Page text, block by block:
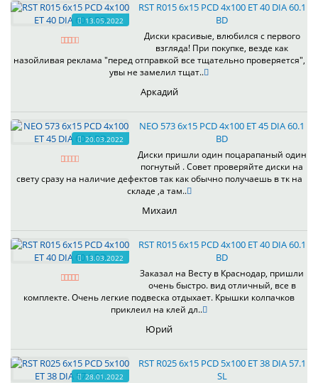
13.05.2022
RST R015 6x15 PCD 4x100 ET 40 DIA 60.1
BD
Диски красивые, влюбился с первого
взгляда! При покупке, везде как
назойливая реклама "перед отправкой все тщательно проверяется",
увы не замелил тщат..
Аркадий
20.03.2022
NEO 573 6x15 PCD 4x100 ET 45 DIA 60.1
BD
Диски пришли один поцарапаный один
погнутый . Совет проверяйте диски на
свету сразу на наличие дефектов так как обычно получаешь в тк на
складе ,а там..
Михаил
13.03.2022
RST R015 6x15 PCD 4x100 ET 40 DIA 60.1
BD
Заказал на Весту в Краснодар, пришли
очень быстро. вид отличный, все в
комплекте. Очень легкие подвеска отдыхает. Крышки колпачков
приклеил на клей дл..
Юрий
28.01.2022
RST R025 6x15 PCD 5x100 ET 38 DIA 57.1
SL